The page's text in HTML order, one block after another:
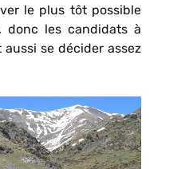
le plus tôt possible
donc les candidats à
se décider assez